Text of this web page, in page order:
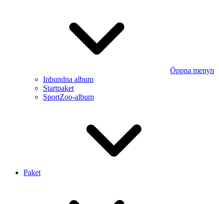
Öppna menyn
Inbundna album
Startpaket
SportZoo-album
Paket